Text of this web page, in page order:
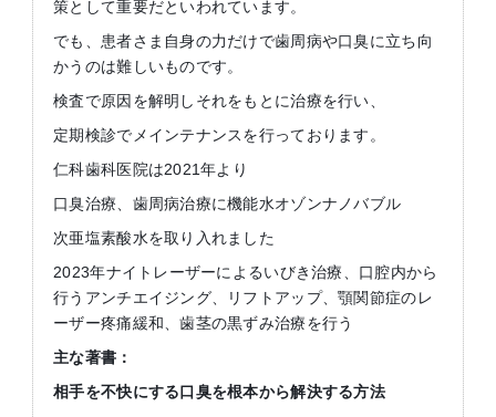
策として重要だといわれています。
でも、患者さま自身の力だけで歯周病や口臭に立ち向
かうのは難しいものです。
検査で原因を解明しそれをもとに治療を行い、
定期検診でメインテナンスを行っております。
仁科歯科医院は2021年より
口臭治療、歯周病治療に機能水オゾンナノバブル
次亜塩素酸水を取り入れました
2023年ナイトレーザーによるいびき治療、口腔内から
行うアンチエイジング、リフトアップ、顎関節症のレ
ーザー疼痛緩和、歯茎の黒ずみ治療を行う
主な著書：
相手を不快にする口臭を根本から解決する方法